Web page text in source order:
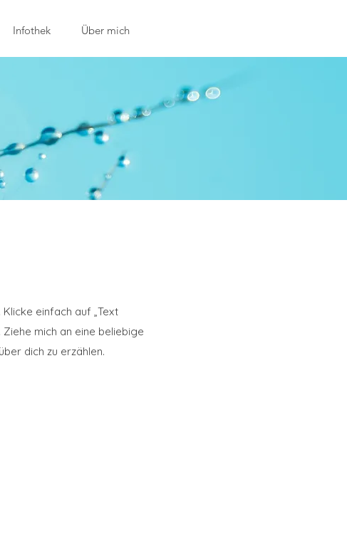
Infothek Über mich
einfach auf „Text
mich an eine beliebige
dich zu erzählen.